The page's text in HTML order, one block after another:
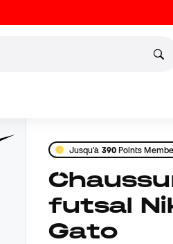
Jusqu'à 390Points
Chaussures de
futsal
Gato